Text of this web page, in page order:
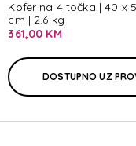
Kofer na 4 točka | 40 x
cm | 2.6 kg
361,00 KM
DOSTUPNO UZ